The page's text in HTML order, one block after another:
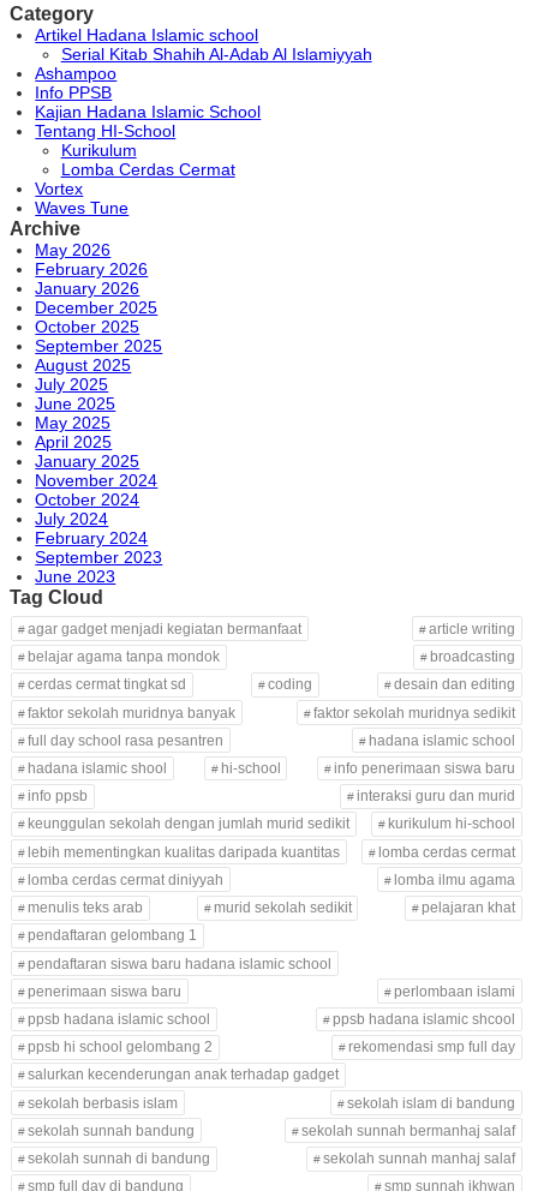
Category
Artikel Hadana Islamic school
Serial Kitab Shahih Al-Adab Al Islamiyyah
Ashampoo
Info PPSB
Kajian Hadana Islamic School
Tentang HI-School
Kurikulum
Lomba Cerdas Cermat
Vortex
Waves Tune
Archive
May 2026
February 2026
January 2026
December 2025
October 2025
September 2025
August 2025
July 2025
June 2025
May 2025
April 2025
January 2025
November 2024
October 2024
July 2024
February 2024
September 2023
June 2023
Tag Cloud
agar gadget menjadi kegiatan bermanfaat
article writing
belajar agama tanpa mondok
broadcasting
cerdas cermat tingkat sd
coding
desain dan editing
faktor sekolah muridnya banyak
faktor sekolah muridnya sedikit
full day school rasa pesantren
hadana islamic school
hadana islamic shool
hi-school
info penerimaan siswa baru
info ppsb
interaksi guru dan murid
keunggulan sekolah dengan jumlah murid sedikit
kurikulum hi-school
lebih mementingkan kualitas daripada kuantitas
lomba cerdas cermat
lomba cerdas cermat diniyyah
lomba ilmu agama
menulis teks arab
murid sekolah sedikit
pelajaran khat
pendaftaran gelombang 1
pendaftaran siswa baru hadana islamic school
penerimaan siswa baru
perlombaan islami
ppsb hadana islamic school
ppsb hadana islamic shcool
ppsb hi school gelombang 2
rekomendasi smp full day
salurkan kecenderungan anak terhadap gadget
sekolah berbasis islam
sekolah islam di bandung
sekolah sunnah bandung
sekolah sunnah bermanhaj salaf
sekolah sunnah di bandung
sekolah sunnah manhaj salaf
smp full day di bandung
smp sunnah ikhwan